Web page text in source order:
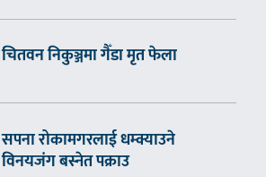
चितवन निकुञ्जमा गैँडा मृत फेला
सपना रोकामगरलाई धम्क्याउने
विनयजंग बस्नेत पक्राउ